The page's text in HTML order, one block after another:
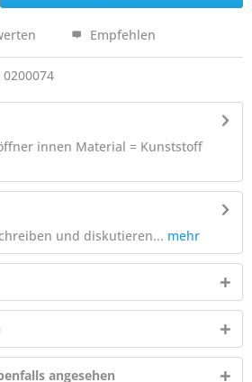
Empfehlen
0200074
innen Material = Kunststoff
und diskutieren... mehr
angesehen